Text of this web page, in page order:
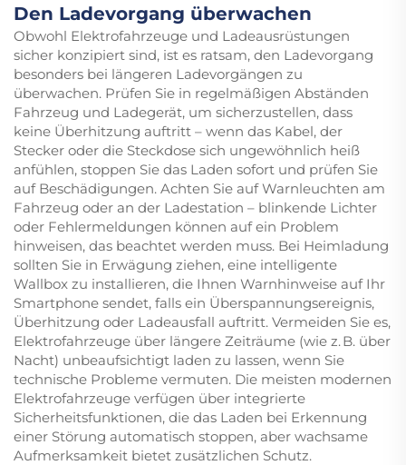
Den Ladevorgang überwachen
Obwohl Elektrofahrzeuge und Ladeausrüstungen
sicher konzipiert sind, ist es ratsam, den Ladevorgang
besonders bei längeren Ladevorgängen zu
überwachen. Prüfen Sie in regelmäßigen Abständen
Fahrzeug und Ladegerät, um sicherzustellen, dass
keine Überhitzung auftritt – wenn das Kabel, der
Stecker oder die Steckdose sich ungewöhnlich heiß
anfühlen, stoppen Sie das Laden sofort und prüfen Sie
auf Beschädigungen. Achten Sie auf Warnleuchten am
Fahrzeug oder an der Ladestation – blinkende Lichter
oder Fehlermeldungen können auf ein Problem
hinweisen, das beachtet werden muss. Bei Heimladung
sollten Sie in Erwägung ziehen, eine intelligente
Wallbox zu installieren, die Ihnen Warnhinweise auf Ihr
Smartphone sendet, falls ein Überspannungsereignis,
Überhitzung oder Ladeausfall auftritt. Vermeiden Sie es,
Elektrofahrzeuge über längere Zeiträume (wie z. B. über
Nacht) unbeaufsichtigt laden zu lassen, wenn Sie
technische Probleme vermuten. Die meisten modernen
Elektrofahrzeuge verfügen über integrierte
Sicherheitsfunktionen, die das Laden bei Erkennung
einer Störung automatisch stoppen, aber wachsame
Aufmerksamkeit bietet zusätzlichen Schutz.